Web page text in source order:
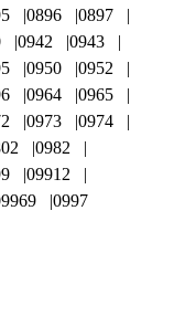
0896
0897
0942
0943
0950
0952
0964
0965
0973
0974
0982
09912
0997